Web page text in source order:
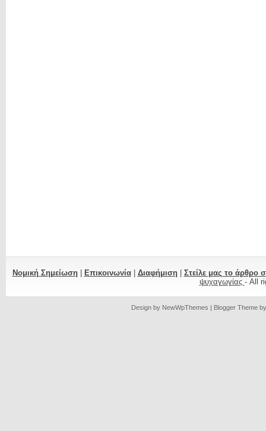
Νομική Σημείωση| Επικοινωνία| Διαφήμιση| Στείλε μας το άρθρο
ψυχαγωγίας - All
Design by NewWpThemes | Blogger Theme